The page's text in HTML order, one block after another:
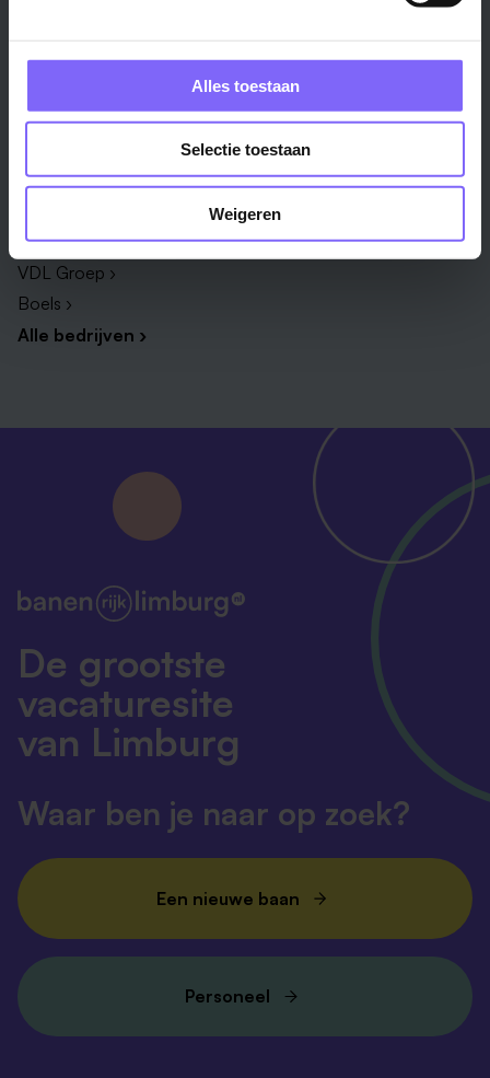
Alles toestaan
Selectie toestaan
Weigeren
Bedrijf
Zuyderland ›
Daelzicht ›
VDL Groep ›
Boels ›
Alle bedrijven ›
De grootste
vacaturesite
van Limburg
Waar ben je naar op zoek?
Een nieuwe baan
Personeel